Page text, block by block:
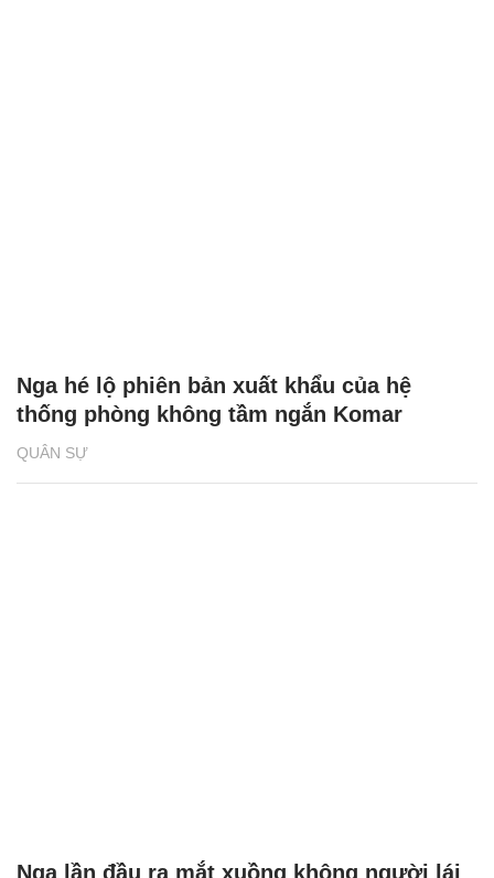
QUÂN SỰ
Nga hé lộ phiên bản xuất khẩu của hệ
thống phòng không tầm ngắn Komar
Nga lần đầu ra mắt xuồng không người lái